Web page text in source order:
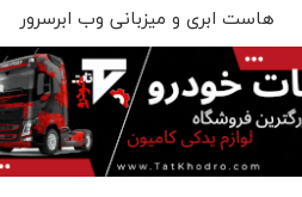
هاست ابری و میزبانی وب ابرسرور